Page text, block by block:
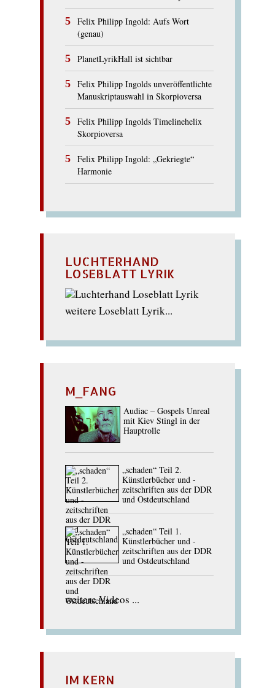
Felix Philipp Ingold: Aufs Wort
(genau)
PlanetLyrikHall ist sichtbar
Felix Philipp Ingolds unveröffentlichte
Manuskriptauswahl in Skorpioversa
Felix Philipp Ingolds Timelinehelix
Skorpioversa
Felix Philipp Ingold: „Gekriegte“
Harmonie
LUCHTERHAND
LOSEBLATT LYRIK
weitere Loseblatt Lyrik...
M_FANG
Audiac – Gospels Unreal
mit Kiev Stingl in der
Hauptrolle
„schaden“ Teil 2.
Künstlerbücher und -
zeitschriften aus der DDR
und Ostdeutschland
„schaden“ Teil 1.
Künstlerbücher und -
zeitschriften aus der DDR
und Ostdeutschland
weitere Videos ...
IM KERN